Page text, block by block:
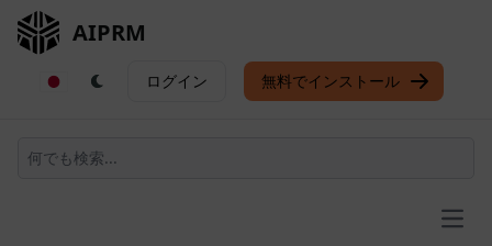
AIPRM
ログイン 無料でインストール